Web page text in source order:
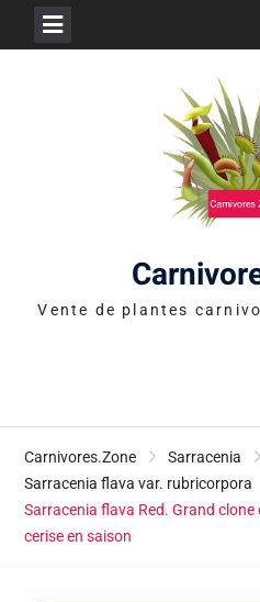
Vente de plantes
Carnivores.Zone Sarracenia
Sarracenia flava var. rubricorpora
Sarracenia flava Red. Grand
cerise en saison